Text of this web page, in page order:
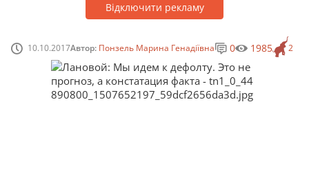
Відключити рекламу
10.10.2017Автор: Понзель Марина Генадіївна 2
0 1985